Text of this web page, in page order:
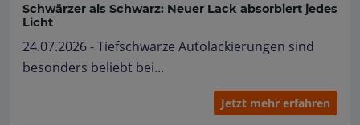
Schwärzer als Schwarz: Neuer Lack absorbiert jedes
Licht
24.07.2026 - Tiefschwarze Autolackierungen sind
besonders beliebt bei...
Jetzt mehr erfahren